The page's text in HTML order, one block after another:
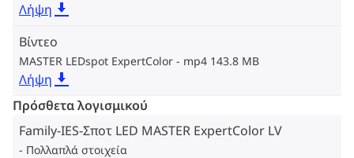
Λήψη
Βίντεο
MASTER LEDspot ExpertColor mp4 143.8 MB
Λήψη
Πρόσθετα λογισμικού
Family-IES-Σποτ LED MASTER ExpertColor LV
Πολλαπλά στοιχεία